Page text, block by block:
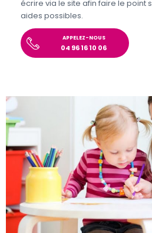
écrire via le site afin faire le point
aides possibles.
APPELEZ-NOUS
04 96 16 10 06